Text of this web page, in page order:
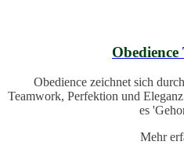
Obedience
Obedience zeichnet sich
Teamwork, Perfektion und
es
Mehr